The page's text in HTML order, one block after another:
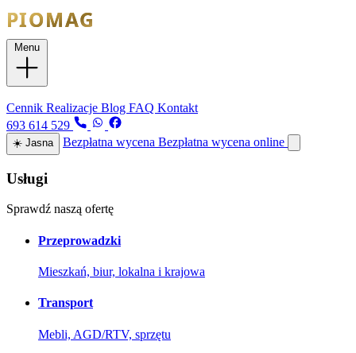
Cennik Realizacje Blog FAQ Kontakt
693 614 529
☀️ Jasna Bezpłatna wycena Bezpłatna wycena online
Usługi
Sprawdź naszą ofertę
Przeprowadzki
Mieszkań, biur, lokalna i krajowa
Transport
Mebli, AGD/RTV, sprzętu